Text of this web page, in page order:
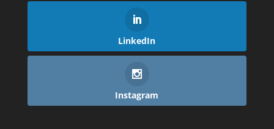
LinkedIn
Instagram